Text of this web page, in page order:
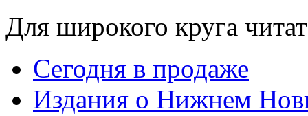
Для широкого круга
Сегодня в продаже
Издания о Нижнем